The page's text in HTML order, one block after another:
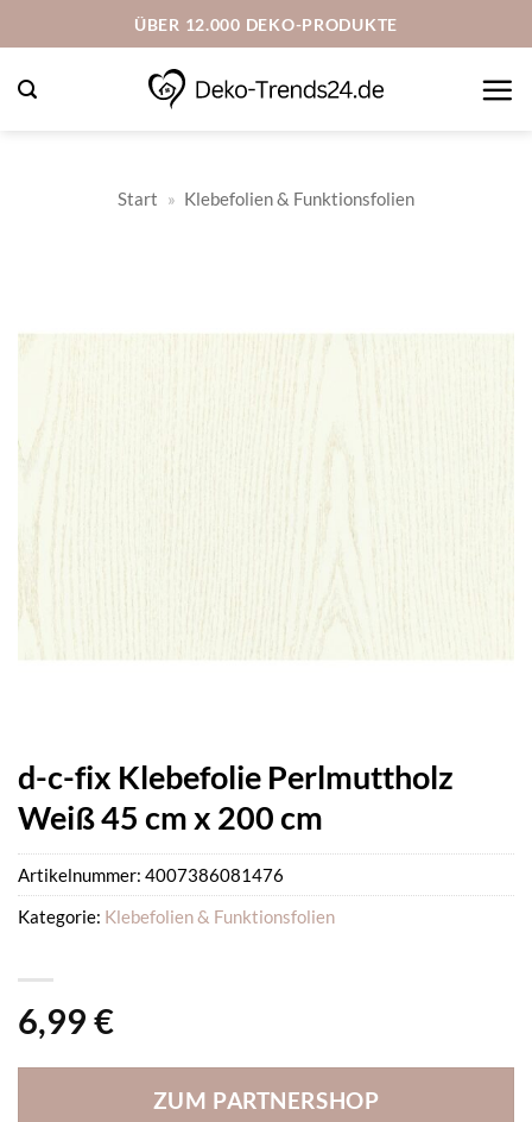
Inhalt
springen
ÜBER 12.000 DEKO-PRODUKTE
Start » Klebefolien & Funktionsfolien
d-c-fix Klebefolie Perlmuttholz
Weiß 45 cm x 200 cm
6,99 €
ZUM PARTNERSHOP
Artikelnummer: 4007386081476
Kategorie: Klebefolien & Funktionsfolien